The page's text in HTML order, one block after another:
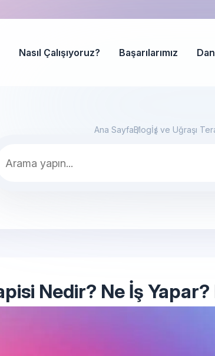
Nasıl Çalışıyoruz? Başarılarımız
Ana SayfaBlogİş ve Uğraşı
Nedir? Ne İş Yapar?